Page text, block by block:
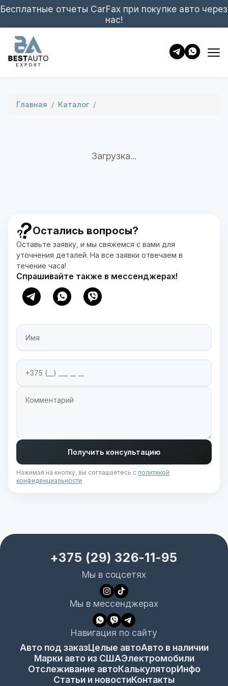
Бесплатные отчеты CarFax при покупке авто через
нас!
Главная / Каталог /
Загрузка...
Остались вопросы?
Оставьте заявку, и мы свяжемся с вами для
уточнения деталей. На все заявки отвечаем в
течение часа!
Спрашивайте также в мессенджерах!
Получить консультацию
Нажимая на кнопку, вы соглашаетесь с политикой
конфиденциальности
+375 (29) 326-11-95
Мы в соцсетях
Мы в мессенджерах
Навигация по сайту
Авто под заказЦелые автоАвто в наличии
Марки авто из СШАЭлектромобили
Отслеживание автоКалькуляторИнфо
Статьи и новостиКонтакты